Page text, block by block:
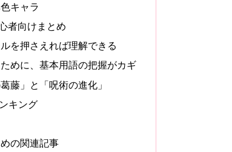
キャラ
者向けまとめ
を押さえれば理解できる
めに、基本用語の把握がカギ
藤」と「呪術の進化」
キング
の関連記事